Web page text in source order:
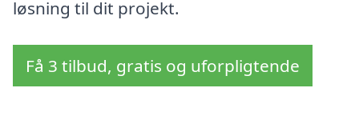
løsning til dit projekt.
Få 3 tilbud, gratis og uforpligtende